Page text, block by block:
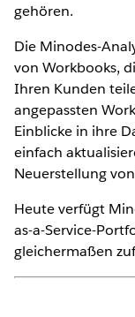
gehören.
Die Minodes-
von Workbooks,
Ihren Kunden
angepassten
Einblicke in ihre
einfach
Neuerstellung
Heute verfügt
as-a-Service-
gleichermaßen